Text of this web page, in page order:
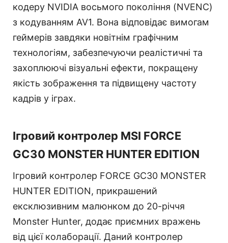
кодеру NVIDIA восьмого покоління (NVENC)
з кодуванням AV1. Вона відповідає вимогам
геймерів завдяки новітнім графічним
технологіям, забезпечуючи реалістичні та
захоплюючі візуальні ефекти, покращену
якість зображення та підвищену частоту
кадрів у іграх.
Ігровий контролер MSI FORCE
GC30 MONSTER HUNTER EDITION
Ігровий контролер FORCE GC30 MONSTER
HUNTER EDITION, прикрашений
ексклюзивним малюнком до 20-річчя
Monster Hunter, додає приємних вражень
від цієї колаборації. Даний контролер